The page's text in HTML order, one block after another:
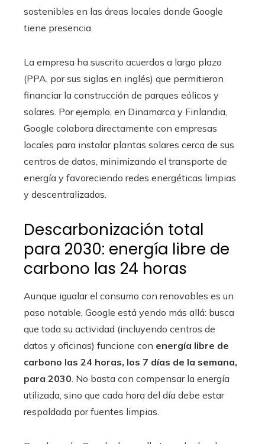
sostenibles en las áreas locales donde Google
tiene presencia.
La empresa ha suscrito acuerdos a largo plazo
(PPA, por sus siglas en inglés) que permitieron
financiar la construcción de parques eólicos y
solares. Por ejemplo, en Dinamarca y Finlandia,
Google colabora directamente con empresas
locales para instalar plantas solares cerca de sus
centros de datos, minimizando el transporte de
energía y favoreciendo redes energéticas limpias
y descentralizadas.
Descarbonización total
para 2030: energía libre de
carbono las 24 horas
Aunque igualar el consumo con renovables es un
paso notable, Google está yendo más allá: busca
que toda su actividad (incluyendo centros de
datos y oficinas) funcione con energía libre de
carbono las 24 horas, los 7 días de la semana,
para 2030. No basta con compensar la energía
utilizada, sino que cada hora del día debe estar
respaldada por fuentes limpias.